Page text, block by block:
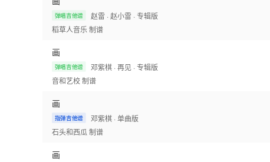
弹唱吉他谱 赵雷 · 赵小雷 · 专辑版
稻草人音乐 制谱
画
弹唱吉他谱 邓紫棋 · 再见 · 专辑版
音和艺校制谱
画
指弹吉他谱 邓紫棋 · 单曲版
石头和西瓜 制谱
画